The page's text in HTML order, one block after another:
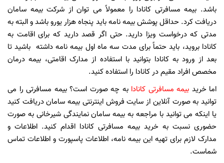
باشد. بیمه مسافرتی کانادا را معمولاً می توان از شرکت بیمه سامان
دریافت کرد. حداقل پوشش بیمه نامه باید پنجاه هزار یورو باشد و البته به
مدتی که درخواست ویزا دارید. حتی اگر قصد دارید که برای اقامت به
کانادا بروید، باید حتماً برای مدت سه ماه اول بیمه نامه داشته باشید تا
بعد از ورود به کانادا بتوانید با استفاده از مدارک اقامتی، بیمه درمان
مخصص افراد مقیم در کانادا را استفاده کنید.
اما خرید بیمه مسافرتی کانادا به چه صورت است؟ بیمه مسافرتی را می
توانید به صورت آنلاین از سایت فروش اینترنتی بیمه سامان دریافت کنید
یا اینکه می توانید با مراجعه به بیمه سامان نمایندگی شیرخانی به صورت
حضوری نسبت به خرید بیمه مسافرتی کانادا اقدام کنید. اطلاعات و
مدارک لازم برای تهیه این بیمه نامه، اطلاعات پاسپورت و اطلاعات تماس
شماست.